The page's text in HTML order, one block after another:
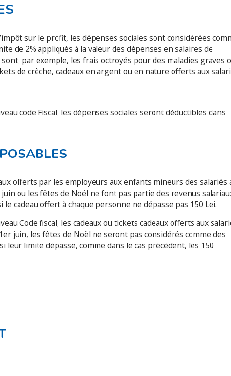
sur le profit, les dépenses sociales sont considérées
de 2% appliqués à la valeur des dépenses en salaires de
par exemple, les frais octroyés pour des maladies graves
de crèche, cadeaux en argent ou en nature offerts aux
code Fiscal, les dépenses sociales seront déductibles dans
offerts par les employeurs aux enfants mineurs des salariés
juin ou les fêtes de Noël ne font pas partie des revenus
cadeau offert à chaque personne ne dépasse pas 150 Lei.
Code fiscal, les cadeaux ou tickets cadeaux offerts aux
juin, les fêtes de Noël ne seront pas considérés comme des
leur limite dépasse, comme dans le cas précèdent, les 150